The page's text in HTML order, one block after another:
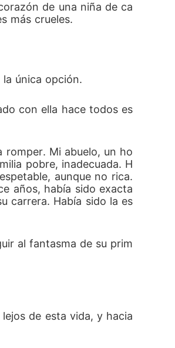
de una niña de ca
más crueles.
única opción.
con ella hace todos es
romper. Mi abuelo, un ho
pobre, inadecuada. H
aunque no rica.
años, había sido exacta
carrera. Había sido la es
al fantasma de su prim
de esta vida, y hacia